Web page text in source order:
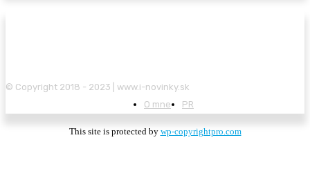
© Copyright 2018 - 2023 | www.i-novinky.sk
O mne
PR
This site is protected by wp-copyrightpro.com